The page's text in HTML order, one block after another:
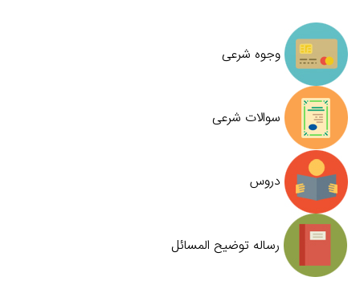
وجوه شرعی
سوالات شرعی
دروس
رساله توضیح المسائل